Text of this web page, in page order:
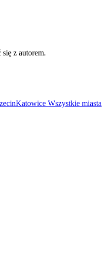
z autorem.
Katowice Wszystkie miasta